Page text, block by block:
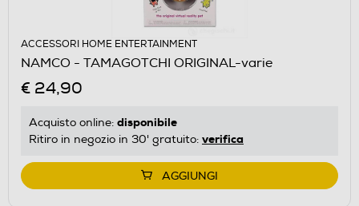
ACCESSORI HOME ENTERTAINMENT
NAMCO - TAMAGOTCHI ORIGINAL-varie
€ 24,90
Acquisto online: disponibile
Ritiro in negozio in 30' gratuito: verifica
AGGIUNGI